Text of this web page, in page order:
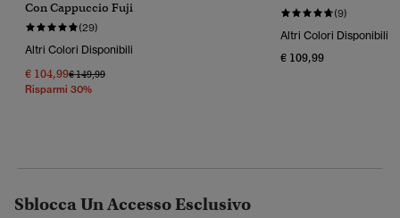
Con Cappuccio Fuji
(29)
Altri Colori Disponibili
€ 104,99Prezzo Ridotto Da
€ 149,99A
Risparmi 30%
(9)
Altri Colori Disponibili
€ 109,99
Sblocca Un Accesso Esclusivo